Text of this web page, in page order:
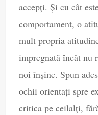
accepți. Și cu cât
comportament, o
mult propria
impregnată încât nu
noi înșine. Spun
ochii orientați spre
critica pe ceilalți,